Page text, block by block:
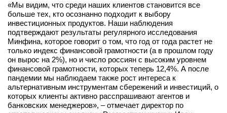
«Мы видим, что среди наших клиентов становится все
больше тех, кто осознанно подходит к выбору
инвестиционных продуктов. Наши наблюдения
подтверждают результаты регулярного исследования
Минфина, которое говорит о том, что год от года растет не
только индекс финансовой грамотности (а в прошлом году
он вырос на 2%), но и число россиян с высоким уровнем
финансовой грамотности, которых теперь 12,4%. А после
пандемии мы наблюдаем также рост интереса к
альтернативным инструментам сбережений и инвестиций, о
которых клиенты активно расспрашивают агентов и
банковских менеджеров», – отмечает директор по